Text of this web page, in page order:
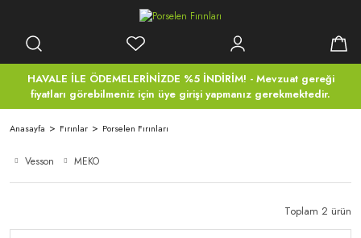
HAVALE İLE ÖDEMELERİNİZDE %5 İNDİRİM! - Mevzuat gereği
fiyatları görebilmeniz için üye girişi yapmanız gerekmektedir.
Anasayfa Fırınlar Porselen Fırınları
Vesson MEKO
Toplam 2 ürün